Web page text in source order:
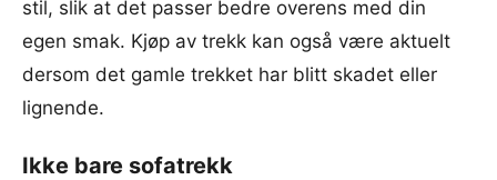
stil, slik at det passer bedre overens med din
egen smak. Kjøp av trekk kan også være aktuelt
dersom det gamle trekket har blitt skadet eller
lignende.
Ikke bare sofatrekk